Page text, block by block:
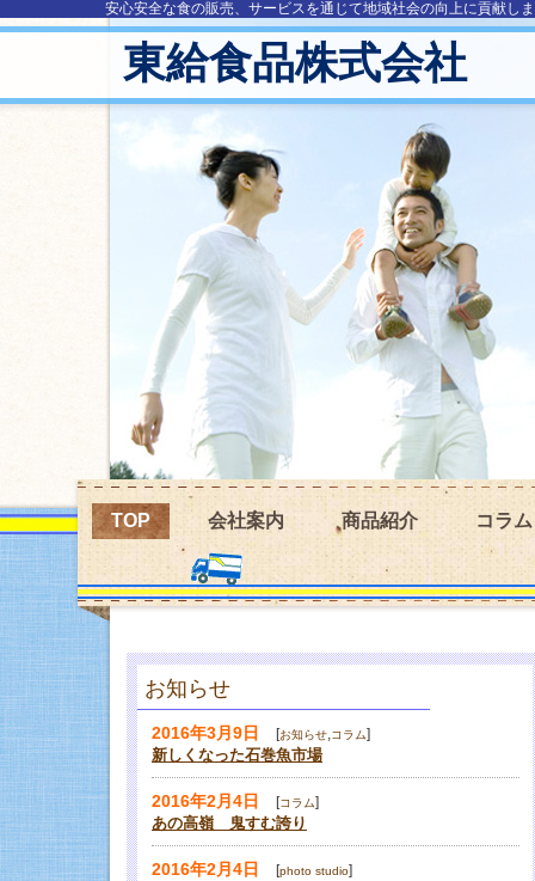
安心安全な食の販売、サービスを通じて地域社会の向上に貢献し
東給食品株式会社
TOP 会社案内 商品紹介 コラム
お知らせ
2016年3月9日 [お知らせ,コラム]
新しくなった石巻魚市場
2016年2月4日 [コラム]
あの高嶺 鬼すむ誇り
2016年2月4日 [photo studio]